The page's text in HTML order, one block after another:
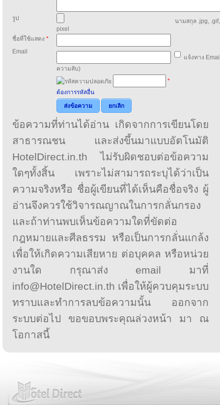
รูป
นามสกุล .jpg,
pixel
ชื่อที่ใช้แสดง *
Email
แจ้งทาง
ความลับ)
*
ต้องการรหัสอื่น
ส่งข้อความ
ยกเลิก
ข้อความที่ท่านได้อ่าน เกิดจากการเขียนโดย
สาธารณชน และส่งขึ้นมาแบบอัตโนมัติ
HotelDirect.in.th ไม่รับผิดชอบต่อข้อความ
ใดๆทั้งสิ้น เพราะไม่สามารถระบุได้ว่าเป็น
ความจริงหรือ ชื่อผู้เขียนที่ได้เห็นคือชื่อจริง ผู้
อ่านจึงควรใช้วิจารณญาณในการกลั่นกรอง
และถ้าท่านพบเห็นข้อความใดที่ขัดต่อ
กฎหมายและศีลธรรม หรือเป็นการกลั่นแกล้ง
เพื่อให้เกิดความเสียหาย ต่อบุคคล หรือหน่วย
งานใด กรุณาส่ง email มาที่
info@HotelDirect.in.th เพื่อให้ผู้ควบคุมระบบ
ทราบและทำการลบข้อความนั้น ออกจาก
ระบบต่อไป ขอขอบพระคุณล่วงหน้า มา ณ
โอกาสนี้